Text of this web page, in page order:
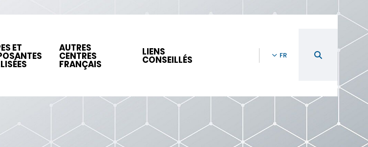
ET AUTRES
CENTRES
FRANÇAIS
LIENS
CONSEILLÉS FR